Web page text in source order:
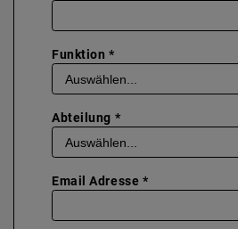
Funktion *
Abteilung *
Email Adresse *